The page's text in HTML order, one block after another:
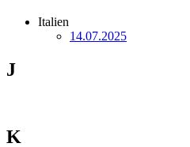
Italien
14.07.2025
J
K